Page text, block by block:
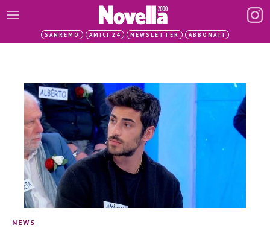
SANREMO AMICI 24 NEWSLETTER ABBONATI
NEWS